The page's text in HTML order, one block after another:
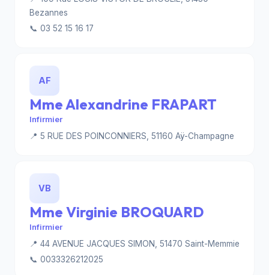
Bezannes
📞 03 52 15 16 17
AF
Mme Alexandrine FRAPART
Infirmier
📍 5 RUE DES POINCONNIERS, 51160 Aÿ-Champagne
VB
Mme Virginie BROQUARD
Infirmier
📍 44 AVENUE JACQUES SIMON, 51470 Saint-Memmie
📞 0033326212025